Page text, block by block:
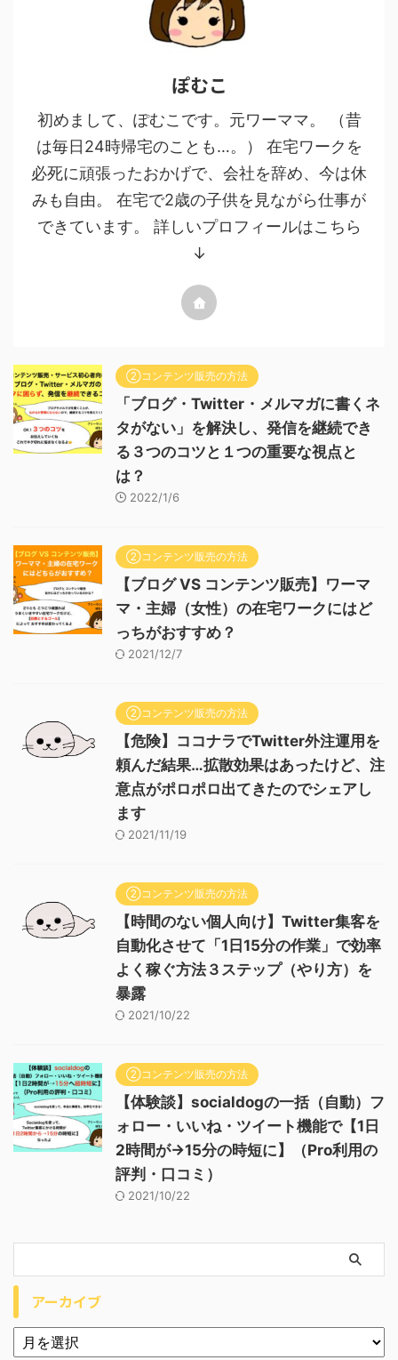
ぽむこ
初めまして、ぽむこです。元ワーママ。 （昔
は毎日24時帰宅のことも…。） 在宅ワークを
必死に頑張ったおかげで、会社を辞め、今は休
みも自由。 在宅で2歳の子供を見ながら仕事が
できています。 詳しいプロフィールはこちら
↓
②コンテンツ販売の方法
「ブログ・Twitter・メルマガに書くネ
タがない」を解決し、発信を継続でき
る３つのコツと１つの重要な視点と
は？
2022/1/6
②コンテンツ販売の方法
【ブログ VS コンテンツ販売】ワーマ
マ・主婦（女性）の在宅ワークにはど
っちがおすすめ？
2021/12/7
②コンテンツ販売の方法
【危険】ココナラでTwitter外注運用を
頼んだ結果…拡散効果はあったけど、注
意点がポロポロ出てきたのでシェアし
ます
2021/11/19
②コンテンツ販売の方法
【時間のない個人向け】Twitter集客を
自動化させて「1日15分の作業」で効率
よく稼ぐ方法３ステップ（やり方）を
暴露
2021/10/22
②コンテンツ販売の方法
【体験談】socialdogの一括（自動）フ
ォロー・いいね・ツイート機能で【1日
2時間が→15分の時短に】（Pro利用の
評判・口コミ）
2021/10/22
アーカイブ